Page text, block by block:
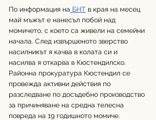
По информация на БНТ в края на месец
май мъжът е нанесъл побой над
момичето, с което са живели на семейни
начала. След извършеното зверство
насилникът я качва в колата си и
насилва я откарва в Кюстендилско.
Районна прокуратура Кюстендил се
провежда активни действия по
разследване по досъдебно производство
за причиняване на средна телесна
повреда на 19 годишното момиче.